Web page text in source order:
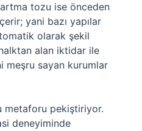
tozu ise önceden
yani bazı yapılar
olarak şekil
alan iktidar ile
meşru sayan kurumlar
metaforu pekiştiriyor.
deneyiminde